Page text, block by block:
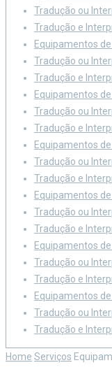
Tradução ou
Tradução e
Equipamentos
Tradução ou
Tradução e
Equipamentos
Tradução ou
Tradução e
Equipamentos
Tradução ou
Tradução e
Equipamentos
Tradução ou
Tradução e
Equipamentos
Tradução ou
Tradução e
Equipamentos
Tradução ou
Tradução e
Home Serviços